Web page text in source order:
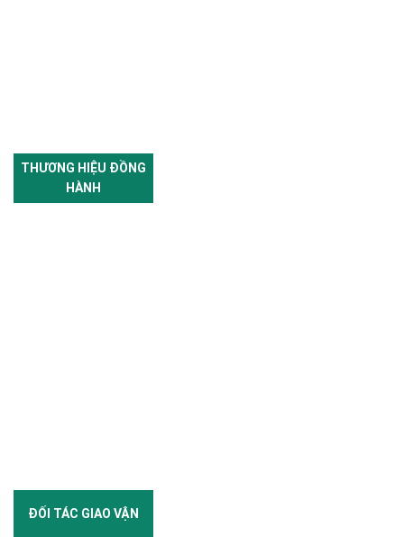
THƯƠNG HIỆU ĐỒNG
HÀNH
ĐỐI TÁC GIAO VẬN